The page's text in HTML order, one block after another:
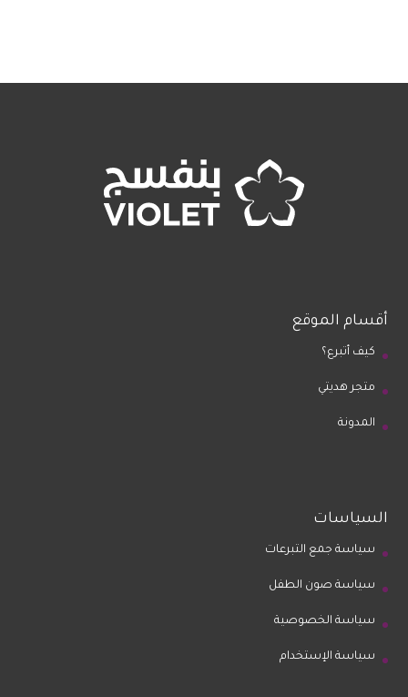
أقسام الموقع
كيف أتبرع؟
متجر هديتي
المدونة
السياسات
سياسة جمع التبرعات
سياسة صون الطفل
سياسة الخصوصية
سياسة الإستخدام